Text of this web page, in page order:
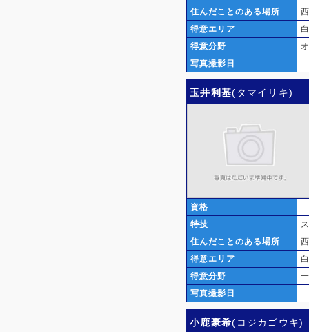
住んだことのある場所
得意エリア
得意分野
写真撮影日
玉井利基(タマイリキ)
資格
特技
住んだことのある場所
得意エリア
得意分野
写真撮影日
小鹿豪希(コジカゴウキ)